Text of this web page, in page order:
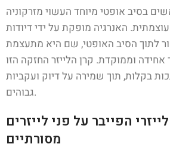
בסיב אופטי מיוחד העשוי מזרקוניה
האנרגיה מופקת על ידי דיודות
לתוך הסיב האופטי, שם היא מתעצמת
אחידה וממוקדת. קרן הלייזר החזקה הזו
בקלות, תוך שמירה על דיוק ועקביות
גבוהים.
הפייבר על פני לייזרים
מסורתיים